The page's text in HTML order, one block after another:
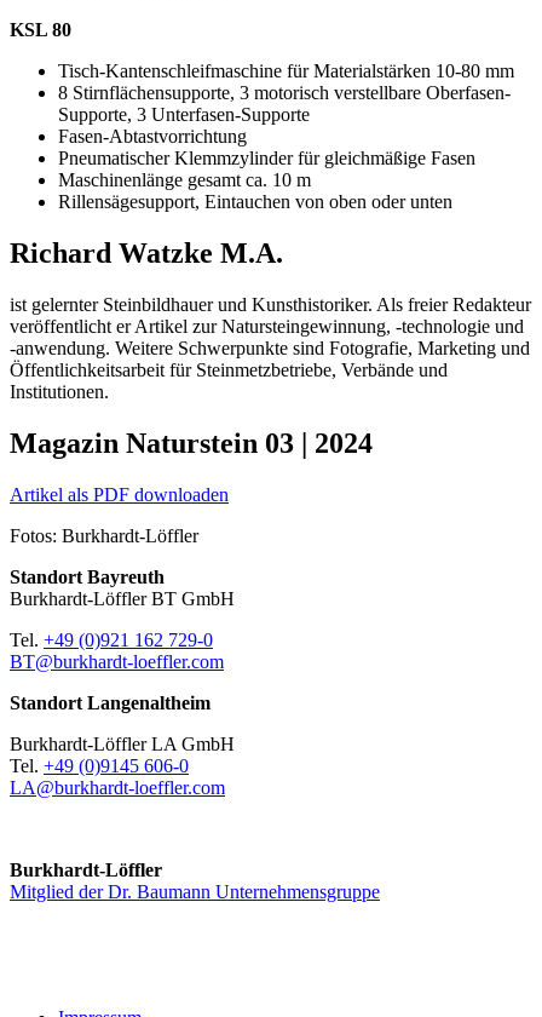
KSL 80
Tisch-Kantenschleifmaschine für Materialstärken 10-80 mm
8 Stirnflächensupporte, 3 motorisch verstellbare Oberfasen-
Supporte, 3 Unterfasen-Supporte
Fasen-Abtastvorrichtung
Pneumatischer Klemmzylinder für gleichmäßige Fasen
Maschinenlänge gesamt ca. 10 m
Rillensägesupport, Eintauchen von oben oder unten
Richard Watzke M.A.
ist gelernter Steinbildhauer und Kunsthistoriker. Als freier Redakteur
veröffentlicht er Artikel zur Natursteingewinnung, -technologie und
-anwendung. Weitere Schwerpunkte sind Fotografie, Marketing und
Öffentlichkeitsarbeit für Steinmetzbetriebe, Verbände und
Institutionen.
Magazin Naturstein 03 | 2024
Artikel als PDF downloaden
Fotos: Burkhardt-Löffler
Standort Bayreuth
Burkhardt-Löffler BT GmbH
Tel. +49 (0)921 162 729-0
BT@burkhardt-loeffler.com
Standort Langenaltheim
Burkhardt-Löffler LA GmbH
Tel. +49 (0)9145 606-0
LA@burkhardt-loeffler.com
Burkhardt-Löffler
Mitglied der Dr. Baumann Unternehmensgruppe